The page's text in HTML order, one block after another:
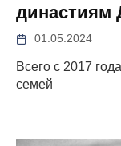
династиям
01.05.2024
Всего с 2017
семей